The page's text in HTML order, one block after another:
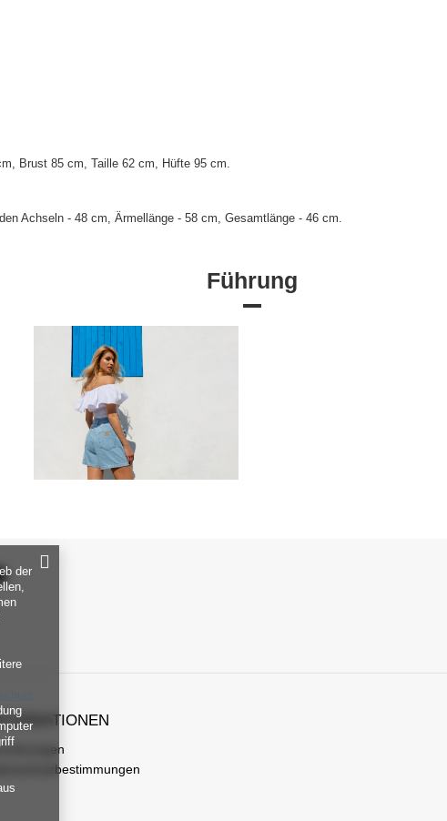
Brust 85 cm, Taille 62 cm, Hüfte 95 cm.
Achseln - 48 cm, Ärmellänge - 58 cm, Gesamtlänge - 46 cm.
Führung
der